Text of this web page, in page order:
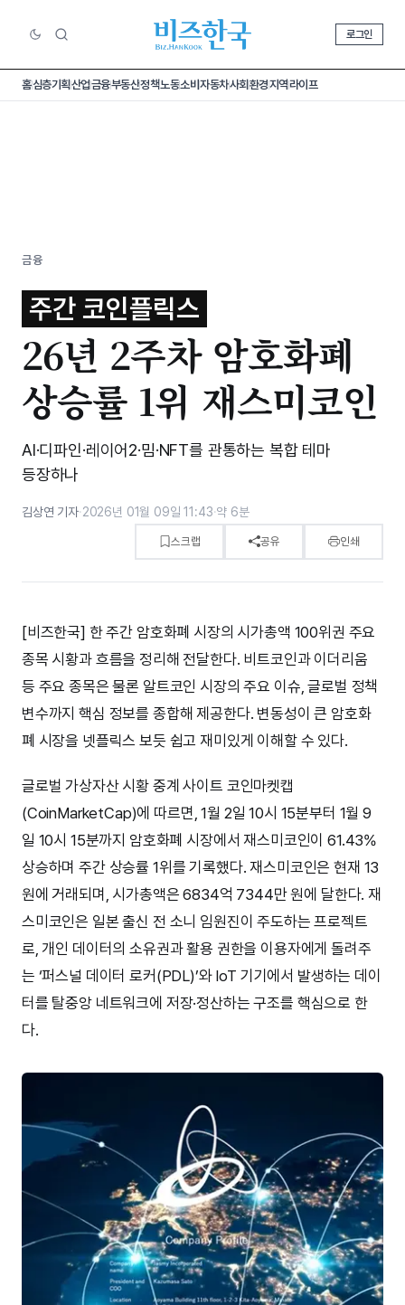
로그인
홈심층기획산업금융부동산정책노동소비 자동차사회환경지역라이프
금융
주간 코인플릭스
26년 2주차 암호화폐
상승률 1위 재스미코인
AI·디파인·레이어2·밈·NFT를 관통하는 복합 테마
등장하나
김상연 기자·2026년 01월 09일 11:43·약 6분
스크랩 공유 인쇄
[비즈한국] 한 주간 암호화폐 시장의 시가총액 100위권 주요
종목 시황과 흐름을 정리해 전달한다. 비트코인과 이더리움
등 주요 종목은 물론 알트코인 시장의 주요 이슈, 글로벌 정책
변수까지 핵심 정보를 종합해 제공한다. 변동성이 큰 암호화
폐 시장을 넷플릭스 보듯 쉽고 재미있게 이해할 수 있다.
글로벌 가상자산 시황 중계 사이트 코인마켓캡
(CoinMarketCap)에 따르면, 1월 2일 10시 15분부터 1월 9
일 10시 15분까지 암호화폐 시장에서 재스미코인이 61.43%
상승하며 주간 상승률 1위를 기록했다. 재스미코인은 현재 13
원에 거래되며, 시가총액은 6834억 7344만 원에 달한다. 재
스미코인은 일본 출신 전 소니 임원진이 주도하는 프로젝트
로, 개인 데이터의 소유권과 활용 권한을 이용자에게 돌려주
는 ‘퍼스널 데이터 로커(PDL)’와 IoT 기기에서 발생하는 데이
터를 탈중앙 네트워크에 저장·정산하는 구조를 핵심으로 한
다.